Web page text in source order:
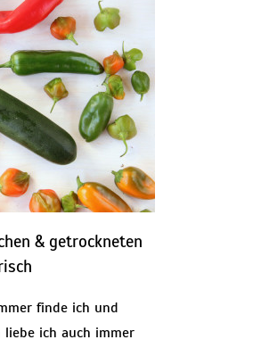
& getrockneten
finde ich und
liebe ich auch immer